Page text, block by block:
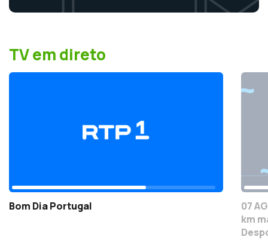
TV em direto
Bom Dia Portugal
07
km